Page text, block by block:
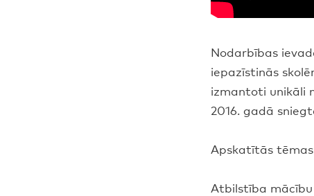
Nodarbības
iepazīstinās
izmantoti unikāli
2016. gadā
Apskatītās
Atbilstība